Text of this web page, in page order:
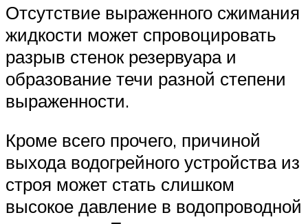
Отсутствие выраженного сжимания
жидкости может спровоцировать
разрыв стенок резервуара и
образование течи разной степени
выраженности.
Кроме всего прочего, причиной
выхода водогрейного устройства из
строя может стать слишком
высокое давление в водопроводной